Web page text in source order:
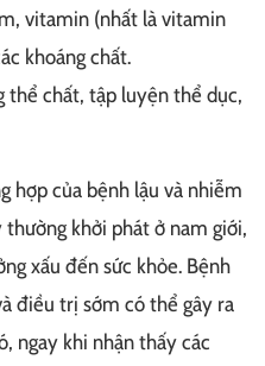
vitamin (nhất là vitamin
khoáng chất.
thể chất, tập luyện thể dục,
hợp của bệnh lậu và nhiễm
khởi phát ở nam giới,
xấu đến sức khỏe. Bệnh
điều trị sớm có thể gây ra
ngay khi nhận thấy các